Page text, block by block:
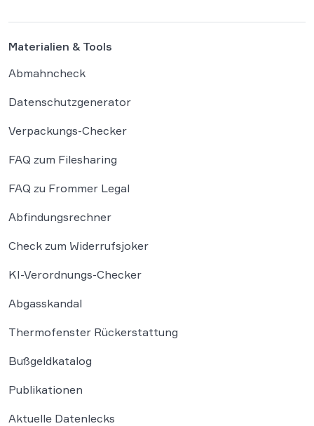
Materialien & Tools
Abmahncheck
Datenschutzgenerator
Verpackungs-Checker
FAQ zum Filesharing
FAQ zu Frommer Legal
Abfindungsrechner
Check zum Widerrufsjoker
KI-Verordnungs-Checker
Abgasskandal
Thermofenster Rückerstattung
Bußgeldkatalog
Publikationen
Aktuelle Datenlecks